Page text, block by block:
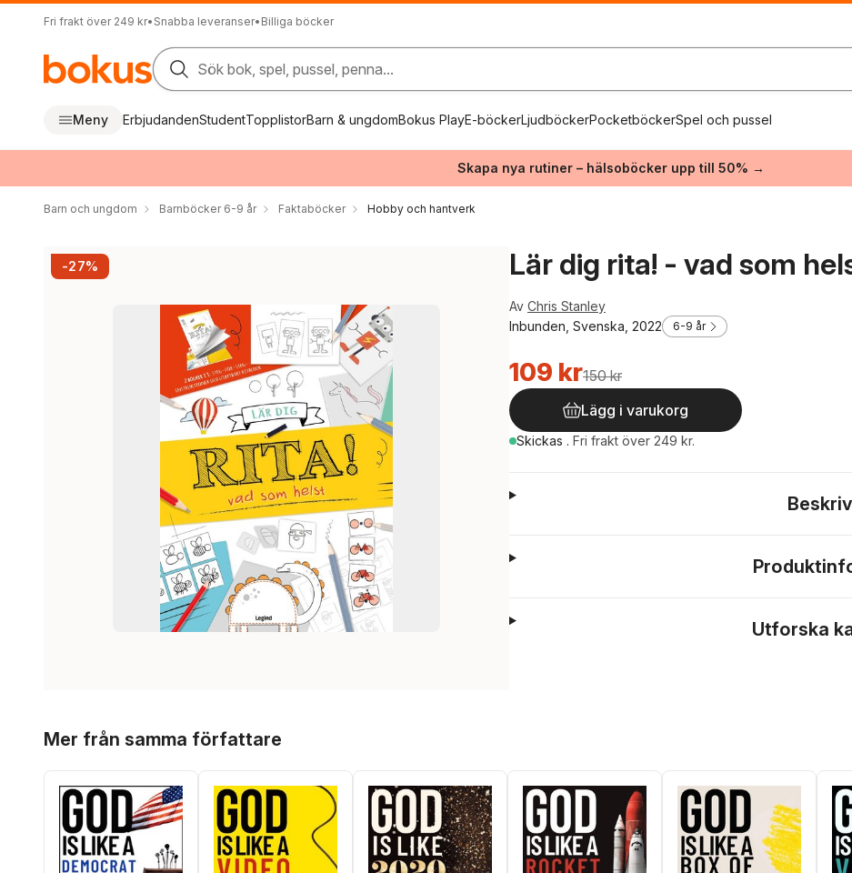
Fri frakt över 249 kr• Snabba leveranser• Billiga böcker
Sök bok, spel, pussel, penna...
Meny ErbjudandenStudentTopplistorBarn & ungdomBokus PlayE-böckerLjudböckerPocketböckerSpel och pussel
Skapa nya rutiner – hälsoböcker upp till 50% →
Barn och ungdom Barnböcker 6-9 år Faktaböcker Hobby och hantverk
-27% Lär dig rita! - vad som
Av Chris Stanley
Inbunden, Svenska, 2022
6-9 år
109 kr150 kr
Lägg i varukorg
Skickas . Fri frakt över 249 kr.
Utforska
Mer från samma författare